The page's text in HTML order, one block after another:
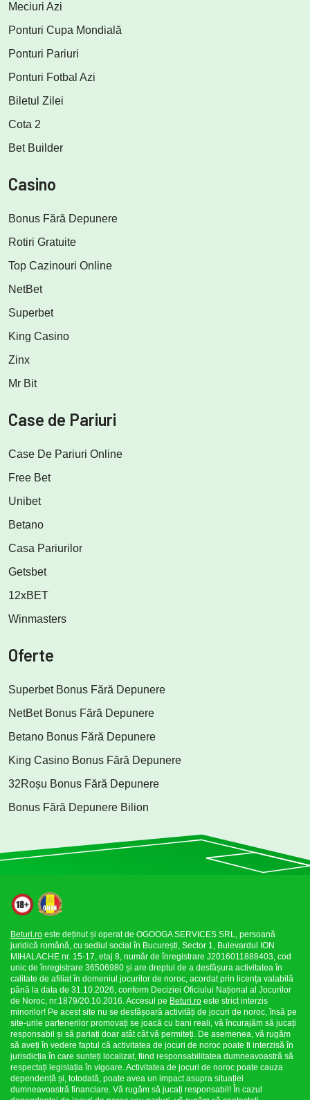
Meciuri Azi
Ponturi Cupa Mondială
Ponturi Pariuri
Ponturi Fotbal Azi
Biletul Zilei
Cota 2
Bet Builder
Casino
Bonus Fără Depunere
Rotiri Gratuite
Top Cazinouri Online
NetBet
Superbet
King Casino
Zinx
Mr Bit
Case de Pariuri
Case De Pariuri Online
Free Bet
Unibet
Betano
Casa Pariurilor
Getsbet
12xBET
Winmasters
Oferte
Superbet Bonus Fără Depunere
NetBet Bonus Fără Depunere
Betano Bonus Fără Depunere
King Casino Bonus Fără Depunere
32Roșu Bonus Fără Depunere
Bonus Fără Depunere Bilion
Beturi.ro este deținut și operat de OGOOGA SERVICES SRL, persoană
juridică română, cu sediul social în București, Sector 1, Bulevardul ION
MIHALACHE nr. 15-17, etaj 8, număr de înregistrare J2016011888403, cod
unic de înregistrare 36506980 și are dreptul de a desfășura activitatea în
calitate de afiliat în domeniul jocurilor de noroc, acordat prin licența valabilă
până la data de 31.10.2026, conform Deciziei Oficiului Național al Jocurilor
de Noroc, nr.1879/20.10.2016. Accesul pe Beturi.ro este strict interzis
minorilor! Pe acest site nu se desfășoară activități de jocuri de noroc, însă pe
site-urile partenerilor promovați se joacă cu bani reali, vă încurajăm să jucați
responsabil și să pariați doar atât cât vă permiteți. De asemenea, vă rugăm
să aveți în vedere faptul că activitatea de jocuri de noroc poate fi interzisă în
jurisdicția în care sunteți localizat, fiind responsabilitatea dumneavoastră să
respectați legislația în vigoare. Activitatea de jocuri de noroc poate cauza
dependență și, totodată, poate avea un impact asupra situației
dumneavoastră financiare. Vă rugăm să jucați responsabil! În cazul